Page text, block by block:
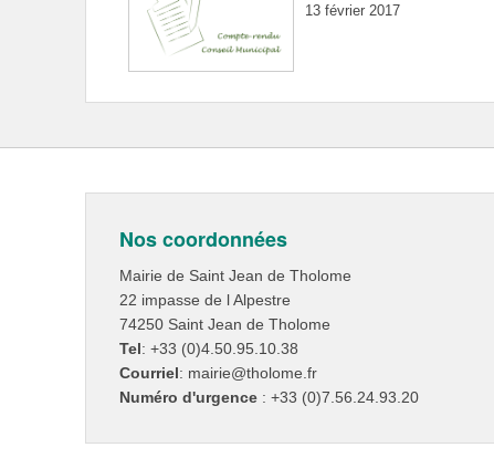
13 février 2017
Nos coordonnées
Mairie de Saint Jean de Tholome
22 impasse de l Alpestre
74250 Saint Jean de Tholome
Tel: +33 (0)4.50.95.10.38
Courriel: mairie@tholome.fr
Numéro d'urgence : +33 (0)7.56.24.93.20